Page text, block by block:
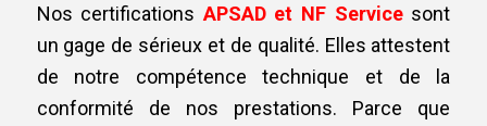
Nos certifications APSAD et NF Servicesont
un gage de sérieux et de qualité. Elles attestent
de notre compétence technique et de la
conformité de nos prestations. Parce que